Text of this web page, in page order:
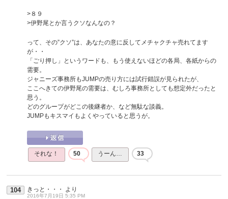
>８９
>伊野尾とか言うクソなんなの？
って、その”クソ”は、あなたの意に反してメチャクチャ売れてます
が・・
「ごり押し」というワードも、もう使えないほどの各局、各紙からの
需要。
ジャニーズ事務所もJUMPの売り方には試行錯誤が見られたが、
ここへきての伊野尾の需要は、むしろ事務所としても想定外だったと
思う。
どのグループがどこの後継者か、など無駄な談義。
JUMPもキスマイもよくやっていると思うが。
それな！ 50 うーん… 33
104 きっと・・・ より
2016年7月19日 5:35 PM